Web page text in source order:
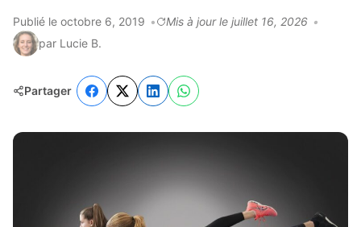
Publié le octobre 6, 2019
Mis à jour le juillet 16, 2026
par Lucie B.
Partager